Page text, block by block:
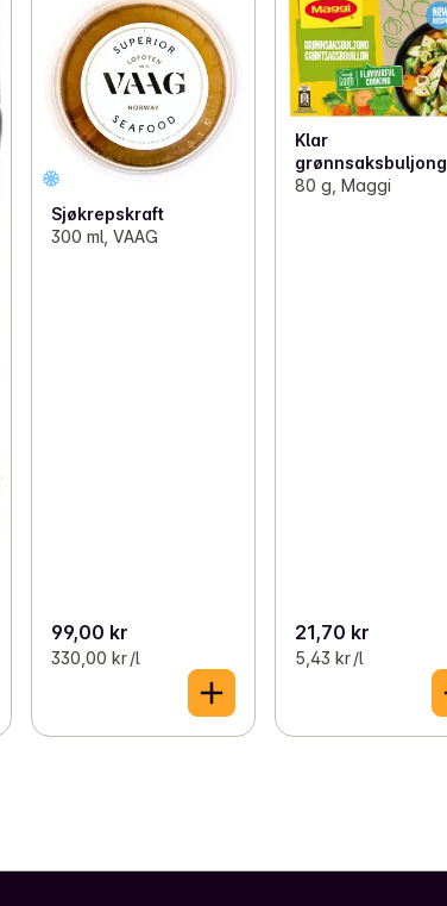
Sjøkrepskraft
300 ml, VAAG
99,00 kr
330,00 kr /l
Klar
grønnsaksbuljong
80 g, Maggi
21,70 kr
5,43 kr /l